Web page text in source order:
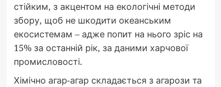
стійким, з акцентом на екологічні методи
збору, щоб не шкодити океанським
екосистемам – адже попит на нього зріс на
15% за останній рік, за даними харчової
промисловості.
Хімічно агар-агар складається з агарози та